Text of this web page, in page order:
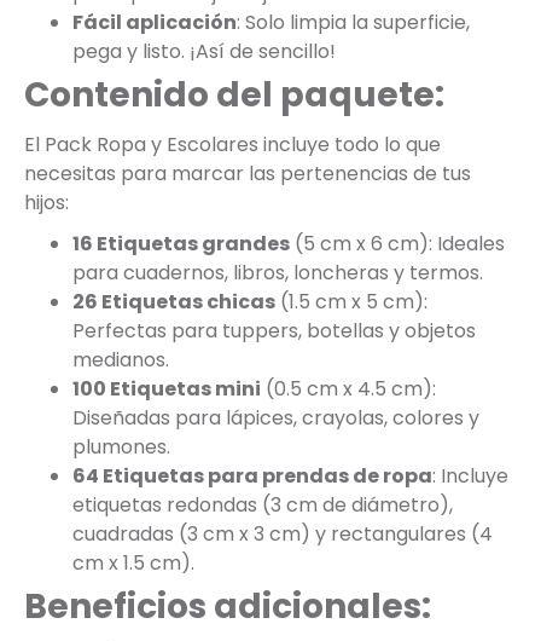
Fácil aplicación: Solo limpia la superficie,
pega y listo. ¡Así de sencillo!
Contenido del paquete:
El Pack Ropa y Escolares incluye todo lo que
necesitas para marcar las pertenencias de tus
hijos:
16 Etiquetas grandes (5 cm x 6 cm): Ideales
para cuadernos, libros, loncheras y termos.
26 Etiquetas chicas (1.5 cm x 5 cm):
Perfectas para tuppers, botellas y objetos
medianos.
100 Etiquetas mini (0.5 cm x 4.5 cm):
Diseñadas para lápices, crayolas, colores y
plumones.
64 Etiquetas para prendas de ropa: Incluye
etiquetas redondas (3 cm de diámetro),
cuadradas (3 cm x 3 cm) y rectangulares (4
cm x 1.5 cm).
Beneficios adicionales: